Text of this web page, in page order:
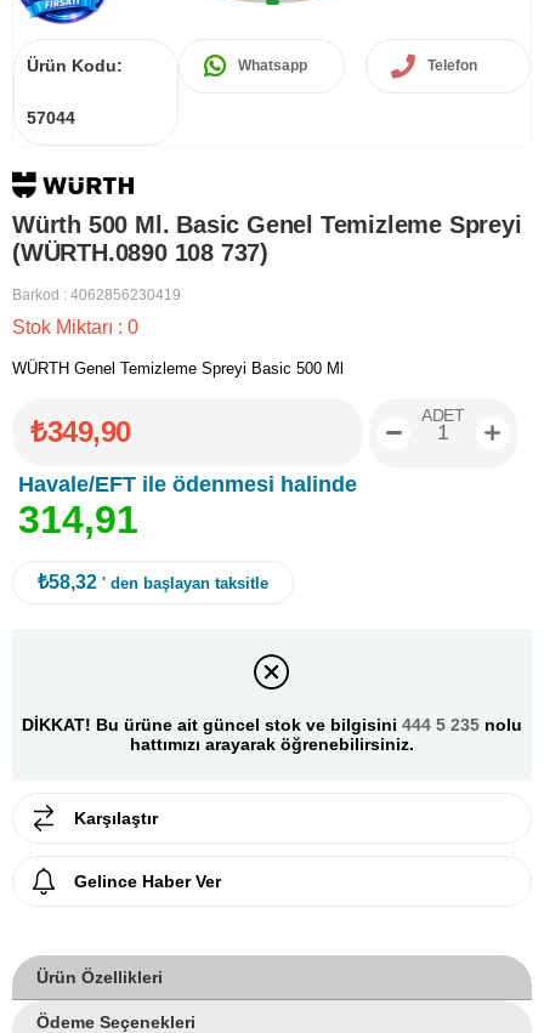
Ürün Kodu:
57044
Whatsapp Telefon
Würth 500 Ml. Basic Genel Temizleme Spreyi
(WÜRTH.0890 108 737)
Barkod : 4062856230419
Stok Miktarı : 0
WÜRTH Genel Temizleme Spreyi Basic 500 Ml
₺349,90
Havale/EFT ile ödenmesi halinde
314,91
ADET
₺58,32 ' den başlayan taksitle
DİKKAT! Bu ürüne ait güncel stok ve bilgisini 444 5 235 nolu
hattımızı arayarak öğrenebilirsiniz.
Karşılaştır
Gelince Haber Ver
Ürün Özellikleri
Ödeme Seçenekleri